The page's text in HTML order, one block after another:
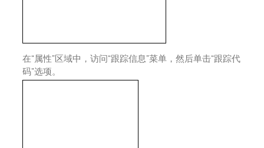
在“属性”区域中，访问“跟踪信息”菜单，然后单击“跟踪代
码”选项。